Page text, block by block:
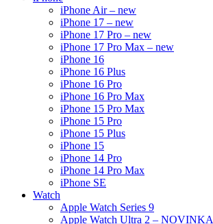
iPhone Air – new
iPhone 17 – new
iPhone 17 Pro – new
iPhone 17 Pro Max – new
iPhone 16
iPhone 16 Plus
iPhone 16 Pro
iPhone 16 Pro Max
iPhone 15 Pro Max
iPhone 15 Pro
iPhone 15 Plus
iPhone 15
iPhone 14 Pro
iPhone 14 Pro Max
iPhone SE
Watch
Apple Watch Series 9
Apple Watch Ultra 2 – NOVINKA